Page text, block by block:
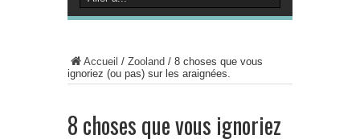
Accueil / Zooland / 8 choses que vous
ignoriez (ou pas) sur les araignées.
8 choses que vous ignoriez